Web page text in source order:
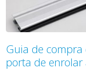
Guia de
porta de